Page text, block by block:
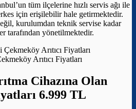
tüm ilçelerine hızlı servis ağı ile
için erişilebilir hale getirmektedir.
kurulumdan teknik servise kadar
tarafından yönetilmektedir.
Arıtıcı Fiyatları
Cihazına Olan
6.999 TL